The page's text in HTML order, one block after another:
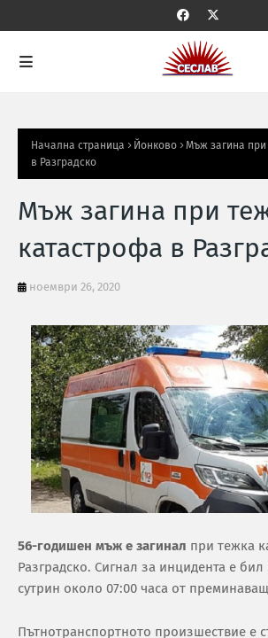
Начална страница Йонково
Мъж загина при
в Разградско
Мъж загина при
катастрофа в
ноември 26, 2020
56-годишен мъж е загинал при тежка
Разградско. Сигнал за инцидента е бил
сутрин около 07:00 часа от
Пътнотранспортното произшествие е